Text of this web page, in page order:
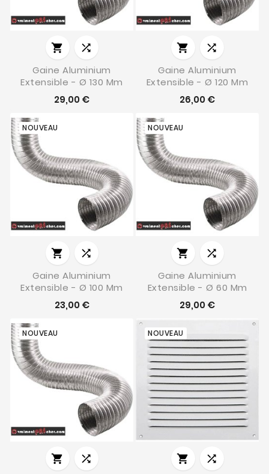


Gaine Aluminium
Extensible - Ø 130 Mm
29,00 €


Gaine Aluminium
Extensible - Ø 120 Mm
26,00 €
NOUVEAU


Gaine Aluminium
Extensible - Ø 100 Mm
23,00 €
NOUVEAU


Gaine Aluminium
Extensible - Ø 60 Mm
29,00 €
NOUVEAU


NOUVEAU

